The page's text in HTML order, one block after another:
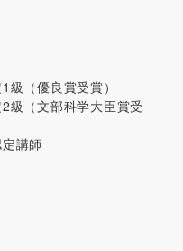
（優良賞受賞）
（文部科学大臣賞受
講師